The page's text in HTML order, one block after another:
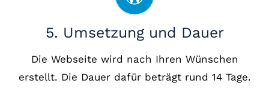
5. Umsetzung und Dauer
Die Webseite wird nach Ihren Wünschen
erstellt. Die Dauer dafür beträgt rund 14 Tage.